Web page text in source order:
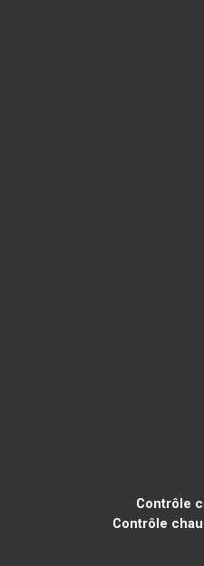
Contrôle
Contrôle